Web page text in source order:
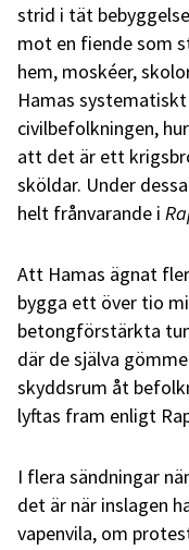
strid i tät
mot en fiende som
hem, moskéer,
Hamas
civilbefolkningen,
att det är ett
sköldar. Under
helt frånvarande i
Att Hamas ägnat
bygga ett över tio
betongförstärkta
där de själva
skyddsrum åt
lyftas fram enligt
I flera sändningar
det är när inslagen
vapenvila, om